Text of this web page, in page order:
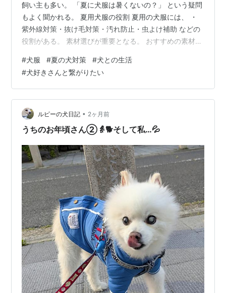
飼い主も多い。 「夏に犬服は暑くないの？」 という疑問
もよく聞かれる。 夏用犬服の役割 夏用の犬服には、 ・
紫外線対策・抜け毛対策・汚れ防止・虫よけ補助 などの
役割がある。 素材選びが重要となる。 おすすめの素材
生地 が人気。 犬種や被毛の量に合わせて選びたい。 暑
さ対策が最優先 犬服を着せる場合でも、 ・日中の散歩を
避ける・こまめな水分補給・日陰で休憩する ことが大
切。 熱中症予防を優先したい。 犬が快適か確認する 服
を嫌がる場合や、 呼吸が荒くなる場合は無理をしない。
個体差を考慮する…
#犬服 #夏の犬対策 #犬との生活
#犬好きさんと繋がりたい
ルピーの犬日記 • 2ヶ月前
うちのお年頃さん②👵🐕そして私…💦